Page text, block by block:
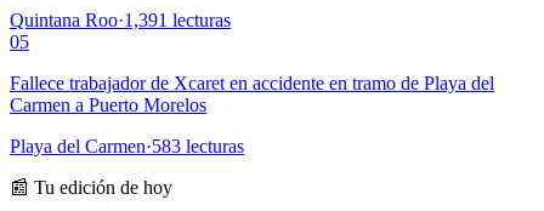
Quintana Roo·1,391 lecturas
05
Fallece trabajador de Xcaret en accidente en tramo de Playa del
Carmen a Puerto Morelos
Playa del Carmen·583 lecturas
📰 Tu edición de hoy